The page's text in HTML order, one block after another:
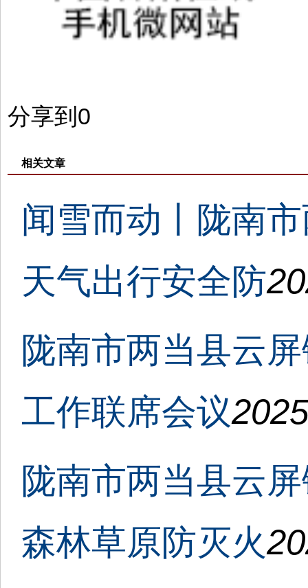
分享到 0
相关文章
闻雪而动丨陇南
天气出行安全防
陇南市两当县云
工作联席会议
陇南市两当县云
森林草原防灭火